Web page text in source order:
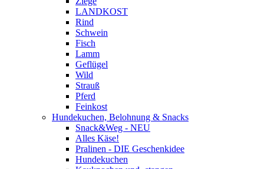
LANDKOST
Rind
Schwein
Fisch
Lamm
Geflügel
Wild
Strauß
Pferd
Feinkost
Hundekuchen, Belohnung & Snacks
Snack&Weg - NEU
Alles Käse!
Pralinen - DIE Geschenkidee
Hundekuchen